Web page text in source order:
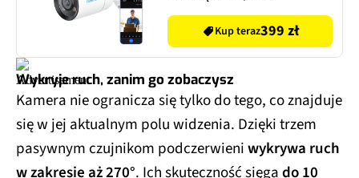
Kup teraz399 zł
Wykryje ruch, zanim go zobaczysz
Kamera nie ogranicza się tylko do tego, co znajduje
się w jej aktualnym polu widzenia. Dzięki trzem
pasywnym czujnikom podczerwieniwykrywa ruch
w zakresie aż 270°. Ich skuteczność sięgado 10